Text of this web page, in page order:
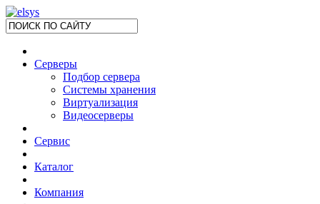
Серверы
Подбор сервера
Системы хранения
Виртуализация
Видеосерверы
Сервис
Каталог
Компания